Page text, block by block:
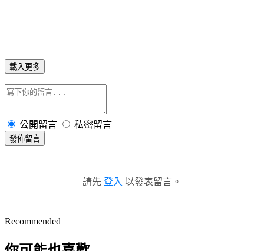
載入更多
公開留言 私密留言
發佈留言
請先 登入 以發表留言。
Recommended